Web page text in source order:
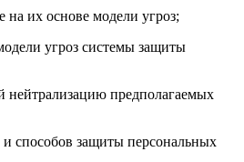
на их основе модели угроз;
угроз системы защиты
нейтрализацию предполагаемых
способов защиты персональных